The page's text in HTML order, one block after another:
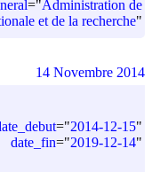
="Administration de
et de la recherche"
="2014-12-15"
date_fin="2019-12-14"
14 Novembre 2014